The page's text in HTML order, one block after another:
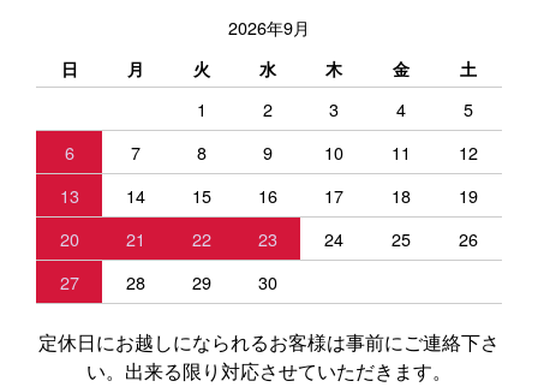
2026年9月
日 月 火 水 木 金 土
1 2 3 4
5
6
7 8 9 10 11
12
13
14 15 16 17 18
19
20
21 22 23 24 25
26
27
28 29 30
定休日にお越しになられるお客様は事前にご連絡下さ
い。出来る限り対応させていただきます。